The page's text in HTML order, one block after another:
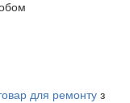
для ремонту з